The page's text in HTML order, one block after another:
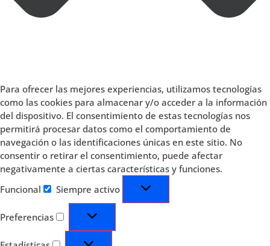
Para ofrecer las mejores experiencias, utilizamos tecnologías
como las cookies para almacenar y/o acceder a la información
del dispositivo. El consentimiento de estas tecnologías nos
permitirá procesar datos como el comportamiento de
navegación o las identificaciones únicas en este sitio. No
consentir o retirar el consentimiento, puede afectar
negativamente a ciertas características y funciones.
Funcional
Siempre activo
Preferencias